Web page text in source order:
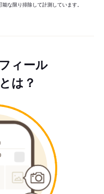
な限り排除して計測しています。
ィール
は？